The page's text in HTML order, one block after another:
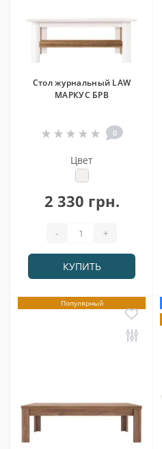
Стол журнальный LAW
МАРКУС БРВ
0
Цвет
2 330 грн.
- +
КУПИТЬ
Популярный